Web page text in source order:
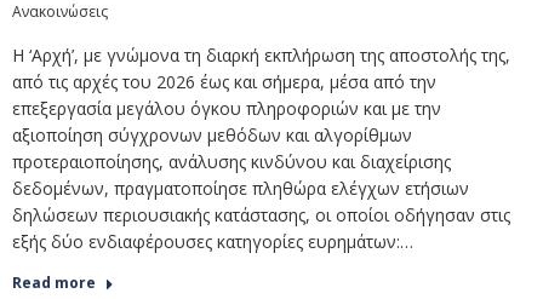
Ανακοινώσεις
Η ‘Αρχή’, με γνώμονα τη διαρκή εκπλήρωση της αποστολής της,
από τις αρχές του 2026 έως και σήμερα, μέσα από την
επεξεργασία μεγάλου όγκου πληροφοριών και με την
αξιοποίηση σύγχρονων μεθόδων και αλγορίθμων
προτεραιοποίησης, ανάλυσης κινδύνου και διαχείρισης
δεδομένων, πραγματοποίησε πληθώρα ελέγχων ετήσιων
δηλώσεων περιουσιακής κατάστασης, οι οποίοι οδήγησαν στις
εξής δύο ενδιαφέρουσες κατηγορίες ευρημάτων:…
Read more